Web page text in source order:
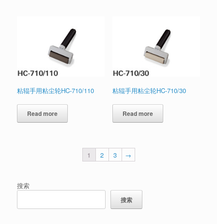
粘辊手用粘尘轮HC-710/110
Read more
粘辊手用粘尘轮HC-710/30
Read more
1 2 3 →
搜索
搜索